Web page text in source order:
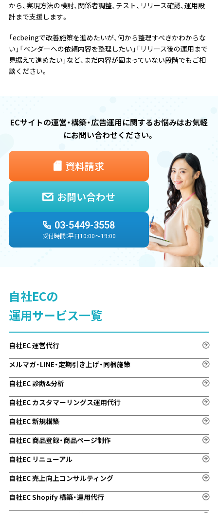
から、実現方法の検討、関係者調整、テスト、リリース確認、運用設
計まで支援します。
「ecbeingで改善施策を進めたいが、何から整理すべきかわからな
い」「ベンダーへの依頼内容を整理したい」「リリース後の運用まで
見据えて進めたい」など、まだ内容が固まっていない段階でもご相
談ください。
ECサイトの運営・構築・広告運用に関するお悩みはお気軽
にお問い合わせください。
03-5449-3558
受付時間：平日10:00〜19:00
お問い合わせ
資料請求
自社ECの
運用サービス一覧
自社EC 運営代行
メルマガ・LINE・定期引き上げ・同梱施策
自社EC 診断&分析
自社EC カスタマーリングス運用代行
自社EC 新規構築
自社EC 商品登録・商品ページ制作
自社EC リニューアル
自社EC 売上向上コンサルティング
自社EC Shopify 構築・運用代行